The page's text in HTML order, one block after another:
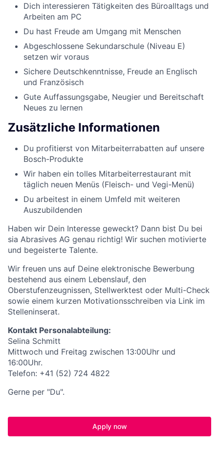
Dich interessieren Tätigkeiten des Büroalltags und
Arbeiten am PC
Du hast Freude am Umgang mit Menschen
Abgeschlossene Sekundarschule (Niveau E)
setzen wir voraus
Sichere Deutschkenntnisse, Freude an Englisch
und Französisch
Gute Auffassungsgabe, Neugier und Bereitschaft
Neues zu lernen
Zusätzliche Informationen
Du profitierst von Mitarbeiterrabatten auf unsere
Bosch-Produkte
Wir haben ein tolles Mitarbeiterrestaurant mit
täglich neuen Menüs (Fleisch- und Vegi-Menü)
Du arbeitest in einem Umfeld mit weiteren
Auszubildenden
Haben wir Dein Interesse geweckt? Dann bist Du bei
sia Abrasives AG genau richtig! Wir suchen motivierte
und begeisterte Talente.
Wir freuen uns auf Deine elektronische Bewerbung
bestehend aus einem Lebenslauf, den
Oberstufenzeugnissen, Stellwerktest oder Multi-Check
sowie einem kurzen Motivationsschreiben via Link im
Stelleninserat.
Kontakt Personalabteilung:
Selina Schmitt
Mittwoch und Freitag zwischen 13:00Uhr und
16:00Uhr.
Telefon: +41 (52) 724 4822
Gerne per "Du".
Apply now